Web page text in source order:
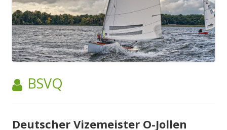
AUTOR:
BSVQ
Deutscher Vizemeister O-Jollen